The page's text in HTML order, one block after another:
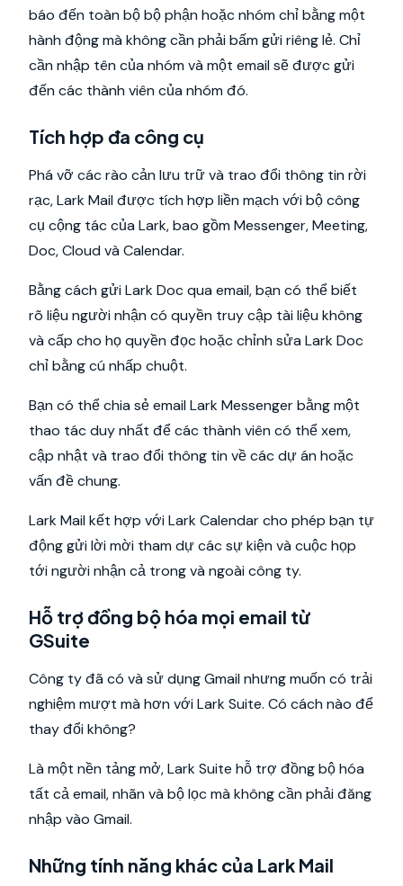
báo đến toàn bộ bộ phận hoặc nhóm chỉ bằng một
hành động mà không cần phải bấm gửi riêng lẻ. Chỉ
cần nhập tên của nhóm và một email sẽ được gửi
đến các thành viên của nhóm đó.
Tích hợp đa công cụ
Phá vỡ các rào cản lưu trữ và trao đổi thông tin rời
rạc, Lark Mail được tích hợp liền mạch với bộ công
cụ cộng tác của Lark, bao gồm Messenger, Meeting,
Doc, Cloud và Calendar.
Bằng cách gửi Lark Doc qua email, bạn có thể biết
rõ liệu người nhận có quyền truy cập tài liệu không
và cấp cho họ quyền đọc hoặc chỉnh sửa Lark Doc
chỉ bằng cú nhấp chuột.
Bạn có thể chia sẻ email Lark Messenger bằng một
thao tác duy nhất để các thành viên có thể xem,
cập nhật và trao đổi thông tin về các dự án hoặc
vấn đề chung.
Lark Mail kết hợp với Lark Calendar cho phép bạn tự
động gửi lời mời tham dự các sự kiện và cuộc họp
tới người nhận cả trong và ngoài công ty.
Hỗ trợ đồng bộ hóa mọi email từ
GSuite
Công ty đã có và sử dụng Gmail nhưng muốn có trải
nghiệm mượt mà hơn với Lark Suite. Có cách nào để
thay đổi không?
Là một nền tảng mở, Lark Suite hỗ trợ đồng bộ hóa
tất cả email, nhãn và bộ lọc mà không cần phải đăng
nhập vào Gmail.
Những tính năng khác của Lark Mail